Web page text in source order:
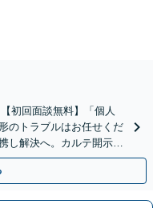
初回面談無料】「個人
のトラブルはお任せくだ
し解決へ。カルテ開示や
夜間面談可】